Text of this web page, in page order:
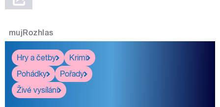
mujRozhlas
Hry a četby
Krimi
Pohádky
Pořady
Živé vysílání